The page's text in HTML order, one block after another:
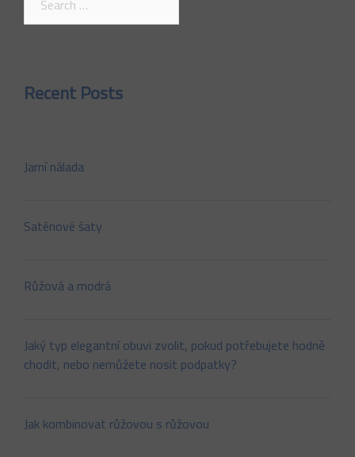
for:
Recent Posts
Jarní nálada
Saténové šaty
Růžová a modrá
Jaký typ elegantní obuvi zvolit, pokud potřebujete hodně
chodit, nebo nemůžete nosit podpatky?
Jak kombinovat růžovou s růžovou